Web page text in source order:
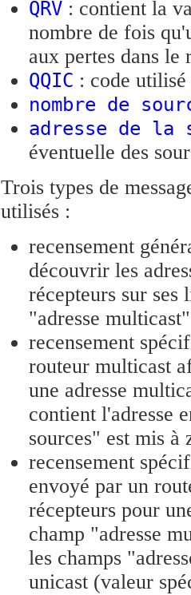
QRV : contient la
nombre de fois
aux pertes dans le
QQIC : code
nombre de
adresse de la
éventuelle des
Trois types de
utilisés :
recensement
découvrir les
récepteurs sur ses
"adresse
recensement
routeur multicast
une adresse
contient l'adresse
sources" est mis à
recensement
envoyé par un
récepteurs pour
champ "adresse
les champs
unicast (valeur